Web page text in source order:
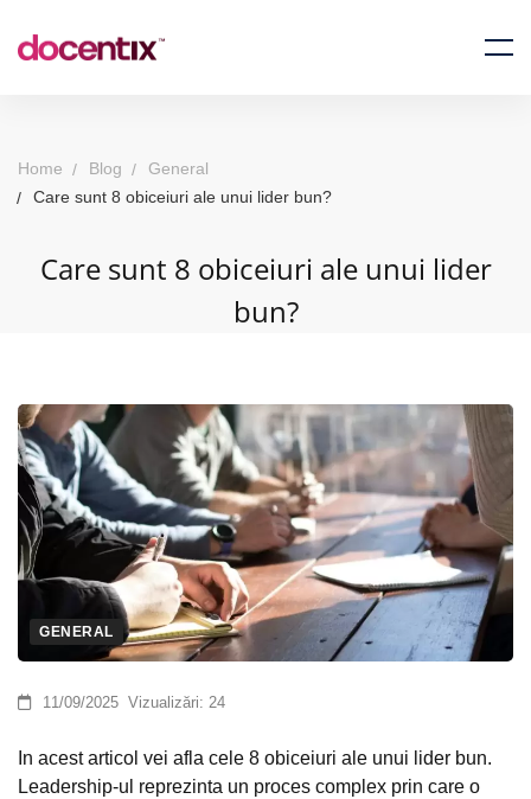
Home Blog
General
Care sunt 8 obiceiuri ale unui lider bun?
Care sunt 8 obiceiuri ale unui lider
bun?
GENERAL
11/09/2025 Vizualizări: 24
In acest articol vei afla cele 8 obiceiuri ale unui lider bun.
Leadership-ul reprezinta un proces complex prin care o